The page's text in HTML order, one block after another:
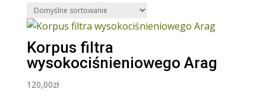
Korpus filtra
wysokociśnieniowego Arag
120,00zł